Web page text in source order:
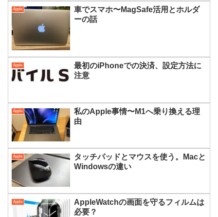
Apple
車でスマホ〜MagSafe活用とホルダ
ーの話
Apple
最初のiPhoneでの決済、設定方法に
注意
Apple
私のApple事情〜M1へ乗り換える理
由
Apple
タッチパッドとマウスを使う。Macと
Windowsの違い
Apple
AppleWatchの画面を守るフィルムは
必要？